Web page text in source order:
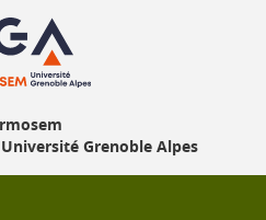
Grenoble Alpes